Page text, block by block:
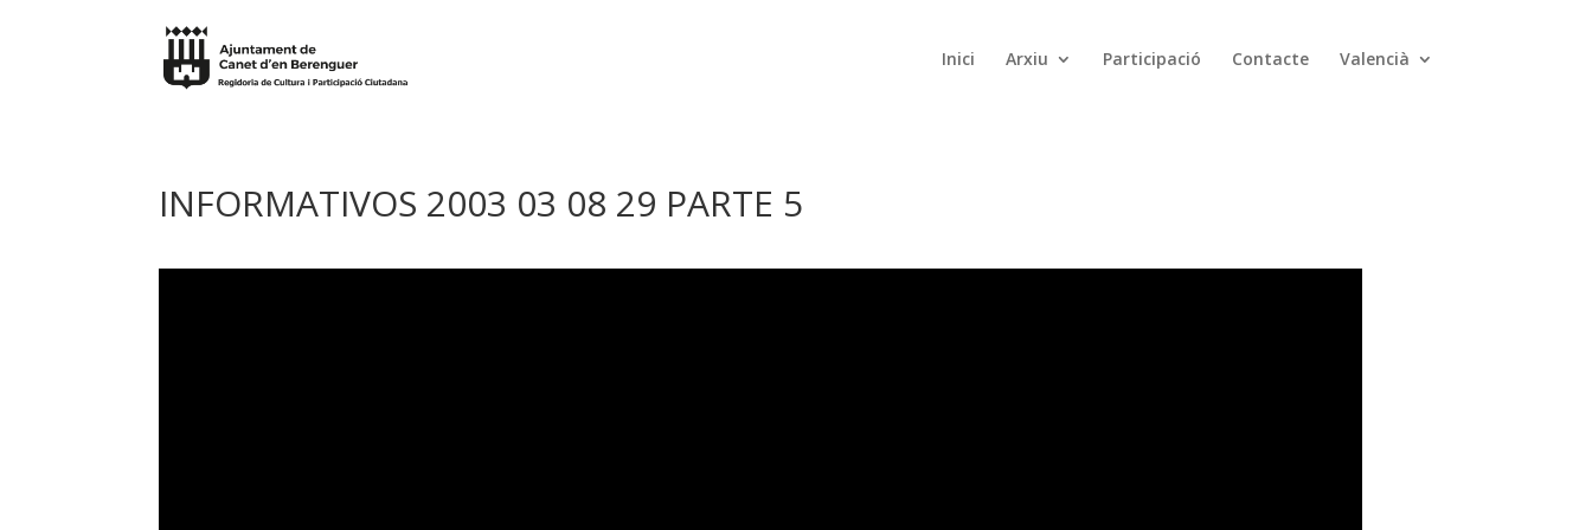
Inici Arxiu Participació Contacte Valencià
INFORMATIVOS 2003 03 08 29 PARTE 5